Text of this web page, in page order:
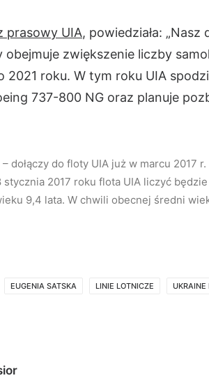
prasowy UIA, powiedziała: „Nasz
zwiększenie liczby
2021 roku. W tym roku UIA
737-800 NG oraz planuje
dołączy do floty UIA już w marcu 2017 r.
2017 roku flota UIA liczyć
9,4 lata. W chwili obecnej średni
EUGENIA SATSKA LINIE LOTNICZE UKRAINE